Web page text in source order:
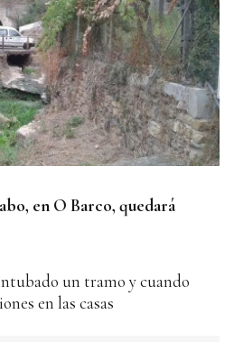
en O Barco, quedará
un tramo y cuando
en las casas